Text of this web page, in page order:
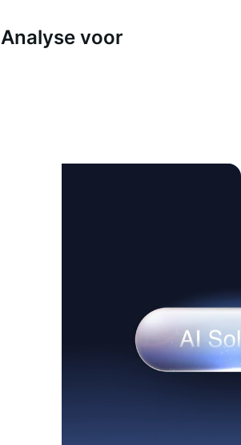
Analyse voor